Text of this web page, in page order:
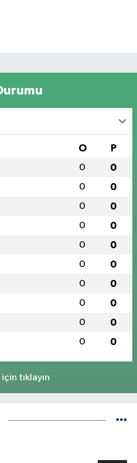
O P
0 0
0 0
0 0
0 0
0 0
0 0
0 0
0 0
0 0
0 0
tıklayın